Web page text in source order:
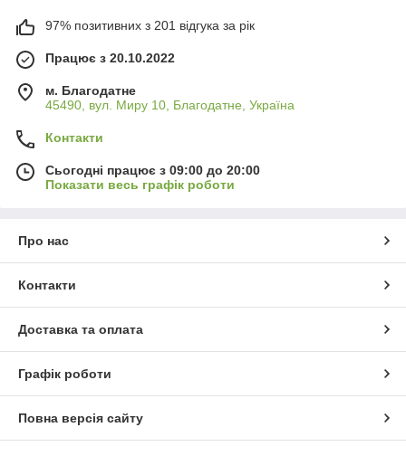
97% позитивних з 201 відгука за рік
Працює з 20.10.2022
м. Благодатне
45490, вул. Миру 10, Благодатне, Україна
Контакти
Сьогодні працює з 09:00 до 20:00
Показати весь графік роботи
Про нас
Контакти
Доставка та оплата
Графік роботи
Повна версія сайту